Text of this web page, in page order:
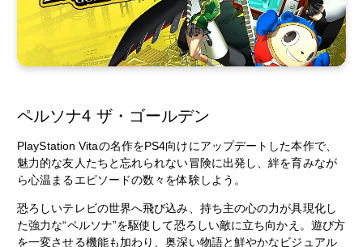
ペルソナ4 ザ・ゴールデン
PlayStation Vitaの名作をPS4向けにアップデートした本作で、
魅力的な友人たちと忘れられない冒険に出発し、絆を育みなが
ら心温まるエピソードの数々を体験しよう。
恐ろしいテレビの世界へ飛び込み、持ち主の心の力が具現化し
た強力な“ペルソナ”を駆使して恐ろしい敵に立ち向かえ。遊び方
を一変させる機能も加わり、奥深い物語と鮮やかなビジュアル